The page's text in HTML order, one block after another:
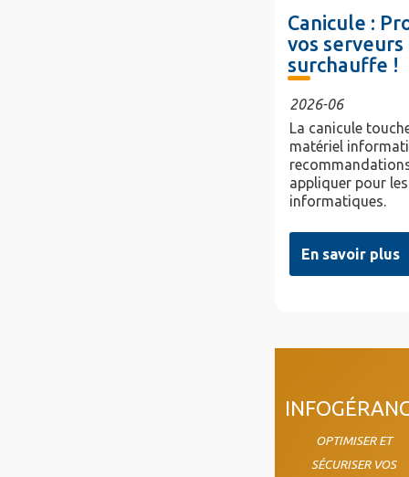
Canicule :
vos serveurs
surchauffe !
2026-06
La canicule
matériel
appliquer pour
informatiques.
En savoir plus
OPTIMISER ET
SÉCURISER VOS